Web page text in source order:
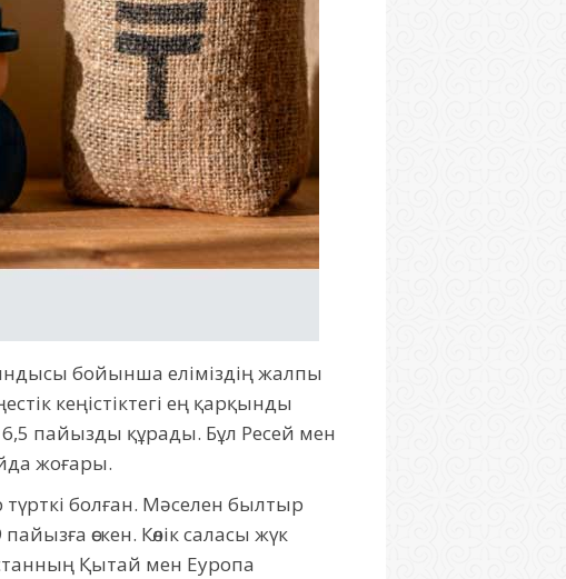
бойынша еліміздің жалпы
кеңістіктегі ең қарқынды
6,5 пайызды құрады. Бұл Ресей мен
жоғары.
түрткі болған. Мәселен былтыр
өскен. Көлік саласы жүк
Қытай мен Еуропа